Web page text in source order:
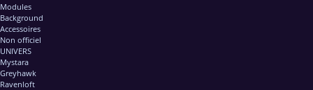
Modules
Background
Accessoires
Non officiel
UNIVERS
Mystara
Greyhawk
Ravenloft